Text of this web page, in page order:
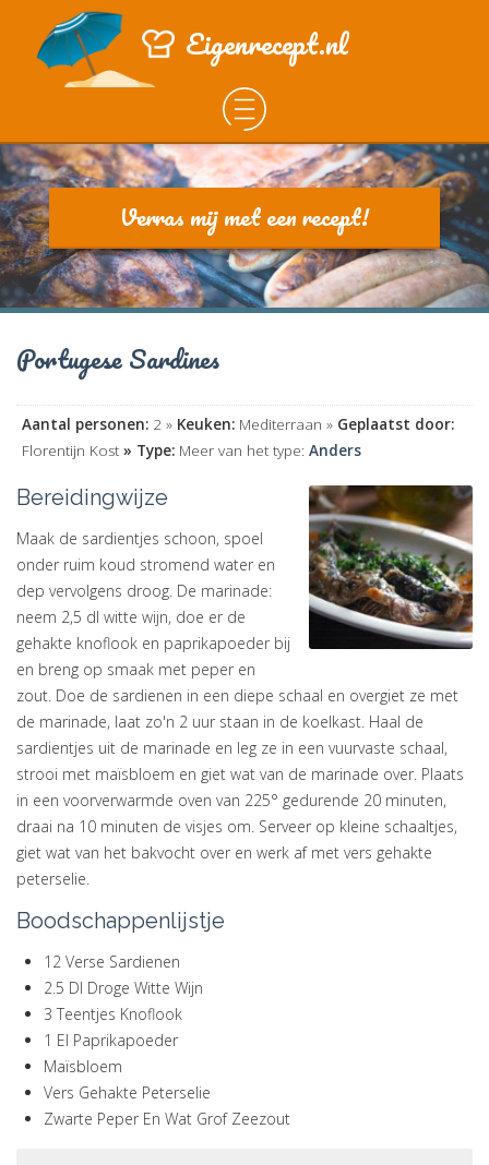
Eigenrecept.nl
Verras mij met een recept!
Portugese Sardines
Aantal personen: 2 » Keuken: Mediterraan » Geplaatst door:
Florentijn Kost » Type: Meer van het type: Anders
Bereidingwijze
Maak de sardientjes schoon, spoel
onder ruim koud stromend water en
dep vervolgens droog. De marinade:
neem 2,5 dl witte wijn, doe er de
gehakte knoflook en paprikapoeder bij
en breng op smaak met peper en
zout. Doe de sardienen in een diepe schaal en overgiet ze met
de marinade, laat zo'n 2 uur staan in de koelkast. Haal de
sardientjes uit de marinade en leg ze in een vuurvaste schaal,
strooi met maïsbloem en giet wat van de marinade over. Plaats
in een voorverwarmde oven van 225° gedurende 20 minuten,
draai na 10 minuten de visjes om. Serveer op kleine schaaltjes,
giet wat van het bakvocht over en werk af met vers gehakte
peterselie.
Boodschappenlijstje
12 Verse Sardienen
2.5 Dl Droge Witte Wijn
3 Teentjes Knoflook
1 El Paprikapoeder
Maïsbloem
Vers Gehakte Peterselie
Zwarte Peper En Wat Grof Zeezout